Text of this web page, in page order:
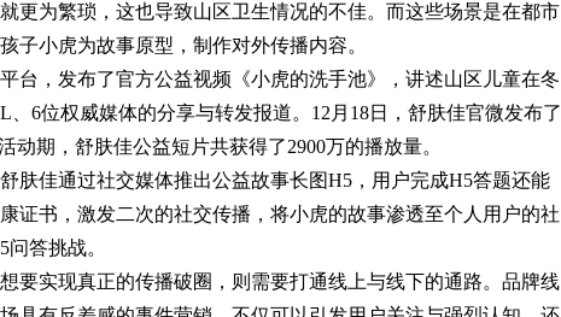
更为繁琐，这也导致山区卫生情况的不佳。而这些场景是在都市
子小虎为故事原型，制作对外传播内容。
，发布了官方公益视频《小虎的洗手池》，讲述山区儿童在冬
6位权威媒体的分享与转发报道。12月18日，舒肤佳官微发布了
动期，舒肤佳公益短片共获得了2900万的播放量。
佳通过社交媒体推出公益故事长图H5，用户完成H5答题还能
证书，激发二次的社交传播，将小虎的故事渗透至个人用户的社
答挑战。
实现真正的传播破圈，则需要打通线上与线下的通路。品牌线